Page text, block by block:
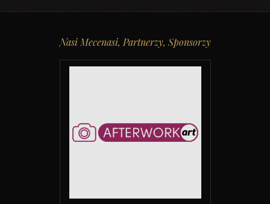
Nasi Mecenasi, Partnerzy, Sponsorzy